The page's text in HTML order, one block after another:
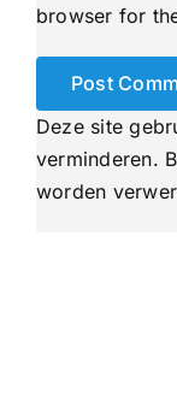
browser for
Deze site
verminderen.
worden